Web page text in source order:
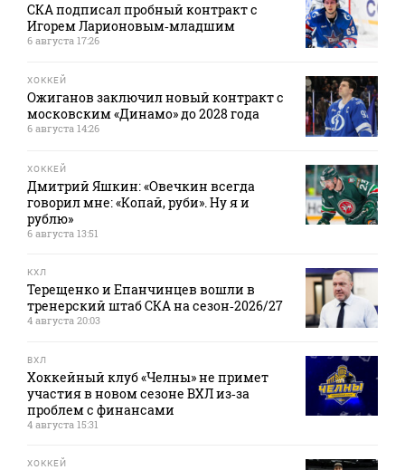
СКА подписал пробный контракт с
Игорем Ларионовым‑младшим
6 августа 17:26
ХОККЕЙ
Ожиганов заключил новый контракт с
московским «Динамо» до 2028 года
6 августа 14:26
ХОККЕЙ
Дмитрий Яшкин: «Овечкин всегда
говорил мне: «Копай, руби». Ну я и
рублю»
6 августа 13:51
КХЛ
Терещенко и Епанчинцев вошли в
тренерский штаб СКА на сезон‑2026/27
4 августа 20:03
ВХЛ
Хоккейный клуб «Челны» не примет
участия в новом сезоне ВХЛ из‑за
проблем с финансами
4 августа 15:31
ХОККЕЙ